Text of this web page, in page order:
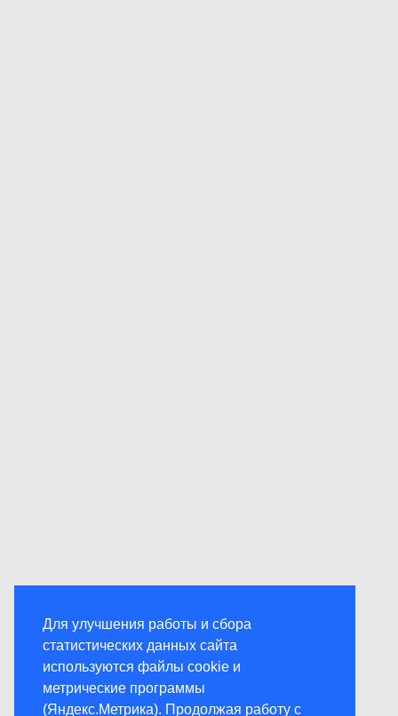
Для улучшения работы и сбора
статистических данных сайта
используются файлы cookie и
метрические программы
(Яндекс.Метрика). Продолжая работу с